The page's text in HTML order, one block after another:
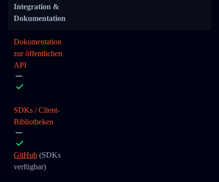
Integration &
Dokumentation
Dokumentation
zur öffentlichen
API
SDKs / Client-
Bibliotheken
GitHub (SDKs
verfügbar)